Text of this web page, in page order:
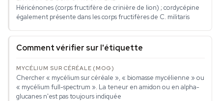
Héricénones (corps fructifère de crinière de lion) ; cordycépine
également présente dans les corps fructifères de C. militaris
Comment vérifier sur l'étiquette
Chercher « mycélium sur céréale », « biomasse mycélienne » ou
« mycélium full-spectrum ». La teneur en amidon ou en alpha-
glucanes n'est pas toujours indiquée